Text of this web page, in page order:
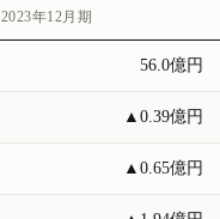
2023年12月期
56.0億円
▲0.39億円
▲0.65億円